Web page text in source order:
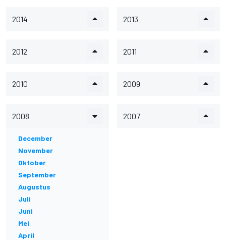
2014 2013
2012 2011
2010 2009
2008
December
November
Oktober
September
Augustus
Juli
Juni
Mei
April
2007